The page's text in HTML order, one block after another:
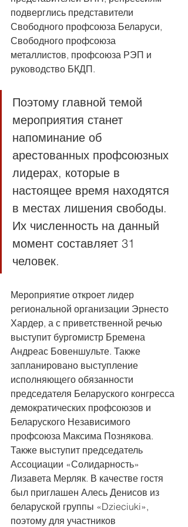
подверглись представители
Свободного профсоюза Беларуси,
Свободного профсоюза
металлистов, профсоюза РЭП и
руководство БКДП.
Поэтому главной темой
мероприятия станет
напоминание об
арестованных профсоюзных
лидерах, которые в
настоящее время находятся
в местах лишения свободы.
Их численность на данный
момент составляет 31
человек.
Мероприятие откроет лидер
региональной организации Эрнесто
Хардер, а с приветственной речью
выступит бургомистр Бремена
Андреас Бовеншульте. Также
запланировано выступление
исполняющего обязанности
председателя Беларуского конгресса
демократических профсоюзов и
Беларуского Независимого
профсоюза Максима Познякова.
Также выступит председатель
Ассоциации «Солидарность»
Лизавета Мерляк. В качестве гостя
был приглашен Алесь Денисов из
беларуской группы «Dzieciuki»,
поэтому для участников